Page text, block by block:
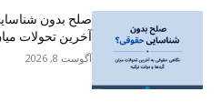
صلح بدون
آخرین تحولات
آگوست 8, 2026